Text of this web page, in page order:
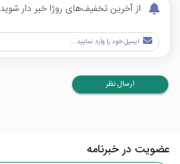
از آخرین تخفیف‌های روژا خبر دار شوید
ارسال نظر
عضویت در خبرنامه